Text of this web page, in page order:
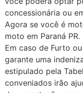
concessionária ou
Agora se você é
moto em Paraná PR.
Em caso de Furto
garante uma
estipulado pela
conveniados irão